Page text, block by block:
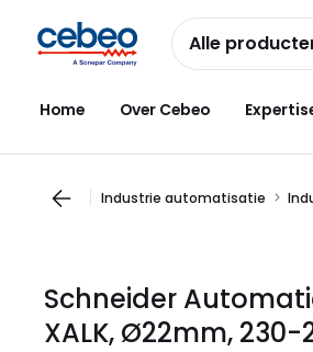
naar
navigatie
naar
inhoud
Alle
Home Over Cebeo
Industrie automatisatie
Schneider
XALK, Ø22mm, 230-